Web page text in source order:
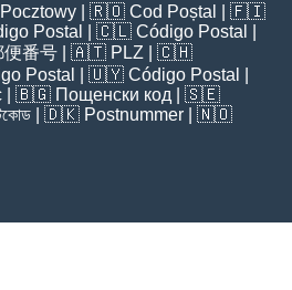
| 🇷🇴 Cod Poștal
| 🇫🇮
Postal | 🇨🇱 Código Postal
便番号 | 🇦🇹 PLZ | 🇨🇭
Postal | 🇺🇾 Código Postal
| 🇧🇬 Пощенски код | 🇸🇪
| 🇩🇰 Postnummer | 🇳🇴